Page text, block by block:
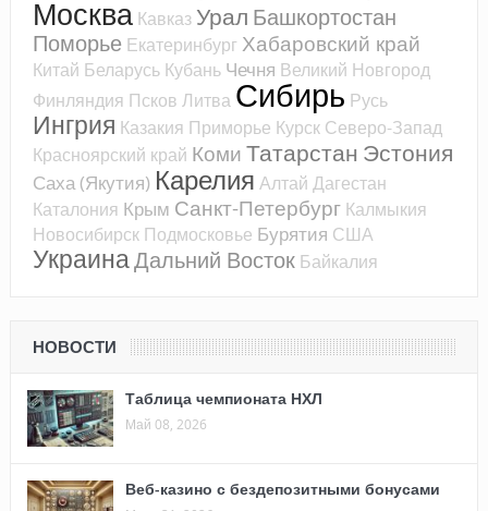
Москва Кавказ Урал Башкортостан
Поморье Екатеринбург Хабаровский край
Китай Беларусь Кубань Чечня Великий Новгород
Финляндия Псков Литва Сибирь Русь
Ингрия Казакия Приморье Курск Северо-Запад
Красноярский край Коми Татарстан Эстония
Саха (Якутия) Карелия Алтай Дагестан
Каталония Крым Санкт-Петербург Калмыкия
Новосибирск Подмосковье Бурятия США
УкраинаДальний Восток Байкалия
НОВОСТИ
Таблица чемпионата НХЛ
Май 08, 2026
Веб-казино с бездепозитными бонусами